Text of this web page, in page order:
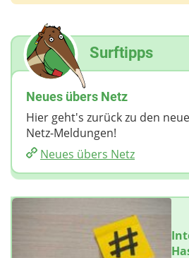
Surftipps
Neues übers Netz
Hier geht's zurück zu den
Netz-Meldungen!
Neues übers Netz